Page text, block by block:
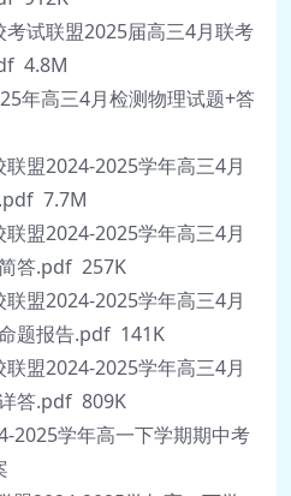
考试联盟2025届高三4月联考
4.8M
年高三4月检测物理试题+答
盟2024-2025学年高三4月
7.7M
盟2024-2025学年高三4月
答.pdf 257K
盟2024-2025学年高三4月
题报告.pdf 141K
盟2024-2025学年高三4月
答.pdf 809K
2025学年高一下学期期中考